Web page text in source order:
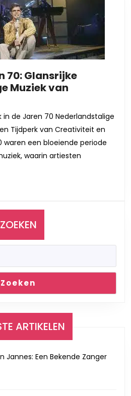
70: Glansrijke
Muziek van
in de Jaren 70 Nederlandstalige
Tijdperk van Creativiteit en
waren een bloeiende periode
waarin artiesten
ZOEKEN
Zoeken
ARTIKELEN
Jannes: Een Bekende Zanger